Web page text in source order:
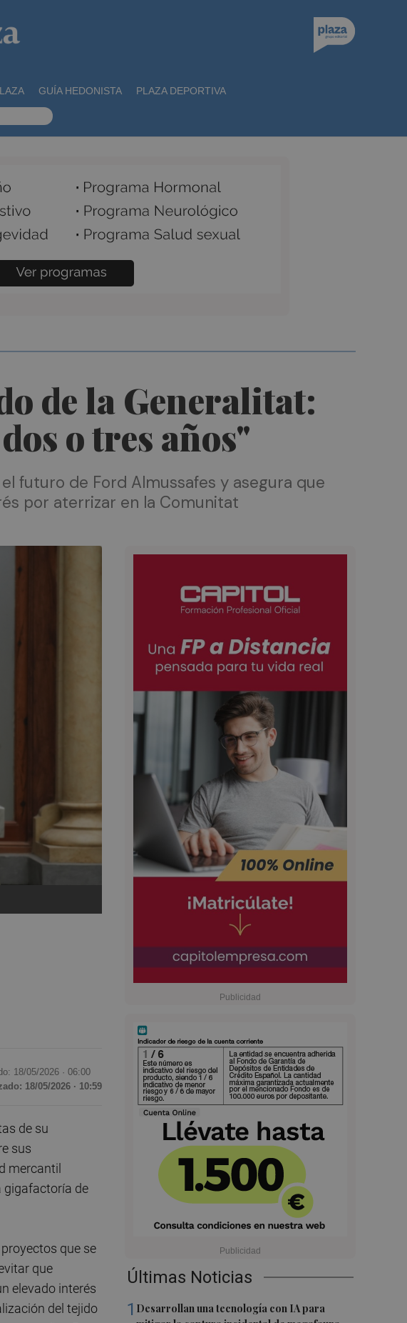
GUÍA HEDONISTA PLAZA DEPORTIVA
de la Generalitat:
o tres años"
futuro de Ford Almussafes y asegura que
por aterrizar en la Comunitat
Últimas Noticias
1 Desarrollan una tecnología con IA para
18/05/2026 · 06:00
18/05/2026 · 10:59
de su
sus
mercantil
gigafactoría de
que se
que
elevado interés
del tejido